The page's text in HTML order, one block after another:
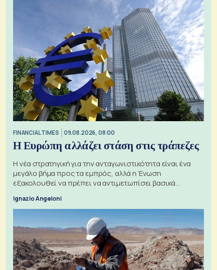
FINANCIAL TIMES 09.08.2026, 08:00
Η Ευρώπη αλλάζει στάση στις τράπεζες
Η νέα στρατηγική για την ανταγωνιστικότητα είναι ένα
μεγάλο βήμα προς τα εμπρός, αλλά η Ένωση
εξακολουθεί να πρέπει να αντιμετωπίσει βασικά
Ignazio Angeloni